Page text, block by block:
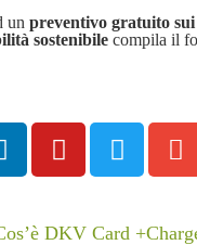
un preventivo gratuito sui
sostenibile compila il
DKV Card